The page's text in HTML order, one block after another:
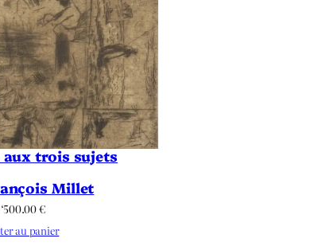
aux trois sujets
Millet
€
au panier